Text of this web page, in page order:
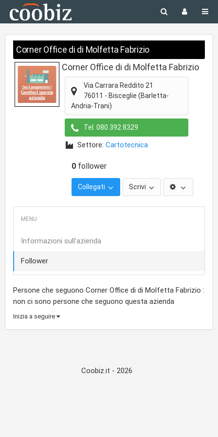
Corner Office di di Molfetta Fabrizio
Corner Office di di Molfetta Fabrizio
Via Carrara Reddito 21
76011 - Bisceglie (Barletta-
Andria-Trani)
Tel. 080 392 8329
Settore: Cartotecnica
0 follower
Collegati Scrivi
Informazioni sull'azienda
Follower
Persone che seguono Corner Office di di Molfetta Fabrizio :
non ci sono persone che seguono questa azienda
Inizia a seguire
Coobiz.it - 2026